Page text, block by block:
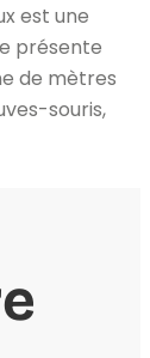
est une
présente
de mètres
souris,